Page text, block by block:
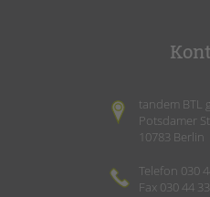
tandem BTL
Potsdamer
10783 Berlin
Telefon 030
Fax 030 44